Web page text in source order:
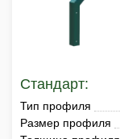
Стандарт:
Тип профиля
Размер профиля